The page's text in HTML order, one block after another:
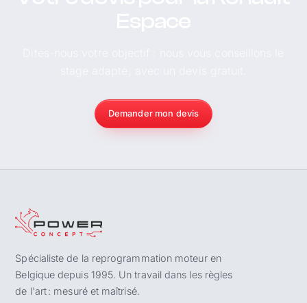
Demander mon devis
Spécialiste de la reprogrammation moteur en
Belgique depuis 1995. Un travail dans les règles
de l'art : mesuré et maîtrisé.